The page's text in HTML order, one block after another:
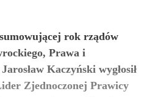
rok rządów
Prawa i
Kaczyński wygłosił
Zjednoczonej Prawicy